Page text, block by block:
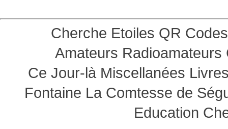
Cherche Etoiles QR Codes
Amateurs Radioamateurs
Ce Jour-là Miscellanées
Fontaine La Comtesse de
Education